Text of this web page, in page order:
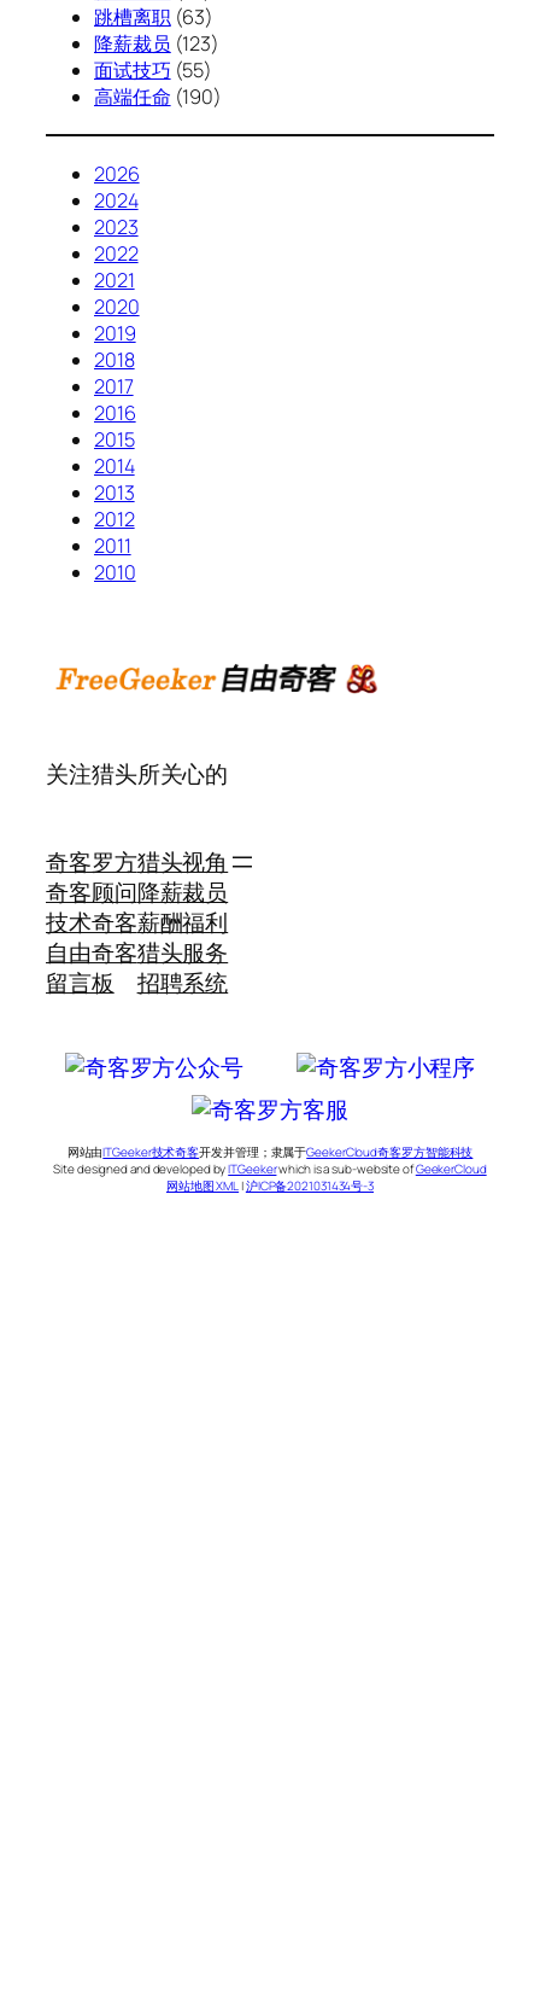
跳槽离职(63)
降薪裁员 (123)
面试技巧 (55)
高端任命 (190)
2026
2024
2023
2022
2021
2020
2019
2018
2017
2016
2015
2014
2013
2012
2011
2010
关注猎头所关心的
奇客罗方
奇客顾问
技术奇客
自由奇客
留言板
猎头视角
降薪裁员
薪酬福利
猎头服务
招聘系统
网站由ITGeeker技术奇客开发并管理；隶属于GeekerCloud奇客罗方智能科技
Site designed and developed byITGeekerwhich is a sub-website ofGeekerCloud
网站地图 XML |沪ICP备2021031434号-3